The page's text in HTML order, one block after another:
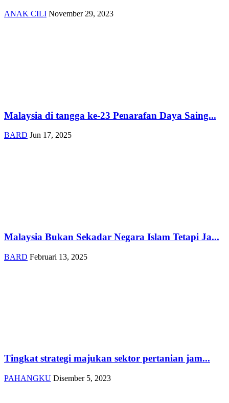
ANAK CILI November 29, 2023
Malaysia di tangga ke-23 Penarafan Daya Saing...
BARD Jun 17, 2025
Malaysia Bukan Sekadar Negara Islam Tetapi Ja...
BARD Februari 13, 2025
Tingkat strategi majukan sektor pertanian jam...
PAHANGKU Disember 5, 2023